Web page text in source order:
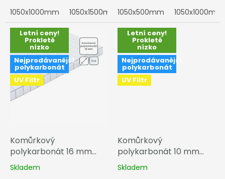
1050x1000mm
1050x1500mm 1050x2000mm
1050x500mm
1050x1000mm
Letní ceny!
Prokletě
nízko
Nejprodávanější
polykarbonát
UV Filtr
Komůrkový
polykarbonát 16 mm
čirá
Skladem
Letní ceny!
Prokletě
nízko
Nejprodávanější
polykarbonát
UV Filtr
Komůrkový
polykarbonát 10 mm
čirá
Skladem